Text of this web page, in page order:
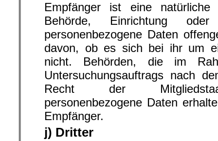
Empfänger ist eine
Behörde, Einrichtung
personenbezogene Daten
davon, ob es sich bei ihr um
nicht. Behörden, die im
Untersuchungsauftrags nach
Recht der
personenbezogene Daten
Empfänger.
j) Dritter